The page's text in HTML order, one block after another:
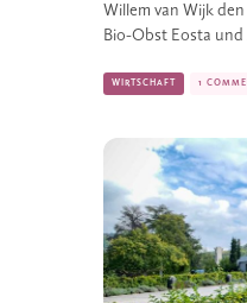
Willem van Wijk
Bio-Obst Eosta und
WIRTSCHAFT 1